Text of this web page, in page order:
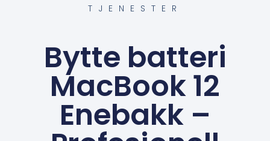
TJENESTER
Bytte batteri
MacBook 12
Enebakk –